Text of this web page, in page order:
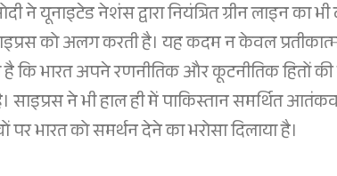
ने यूनाइटेड नेशंस द्वारा नियंत्रित ग्रीन लाइन का भी
को अलग करती है। यह कदम न केवल
कि भारत अपने रणनीतिक और कूटनीतिक हितों की
साइप्रस ने भी हाल ही में पाकिस्तान समर्थित
पर भारत को समर्थन देने का भरोसा दिलाया है।